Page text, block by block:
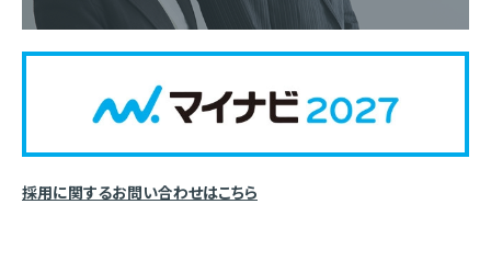
採用に関するお問い合わせはこちら